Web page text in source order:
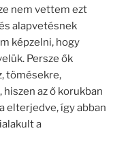
nem vettem ezt
alapvetésnek
képzelni, hogy
Persze ők
tömésekre,
az ő korukban
elterjedve, így abban
a